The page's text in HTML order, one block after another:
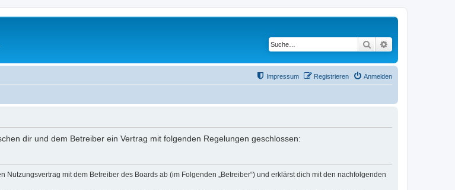
Suche
Anmelden
Registrieren
Impressum
dir und dem Betreiber ein Vertrag mit folgenden Regelungen geschlossen:
Nutzungsvertrag mit dem Betreiber des Boards ab (im Folgenden „Betreiber“) und erklärst dich mit den nachfolgenden